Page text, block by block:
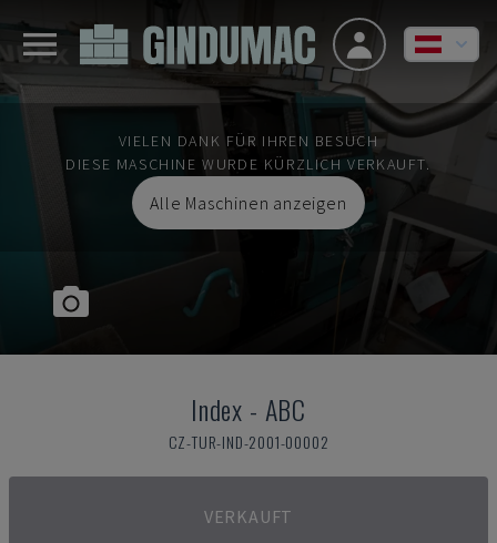
VIELEN DANK FÜR IHREN BESUCH
DIESE MASCHINE WURDE KÜRZLICH VERKAUFT.
Alle Maschinen anzeigen
Index - ABC
CZ-TUR-IND-2001-00002
VERKAUFT